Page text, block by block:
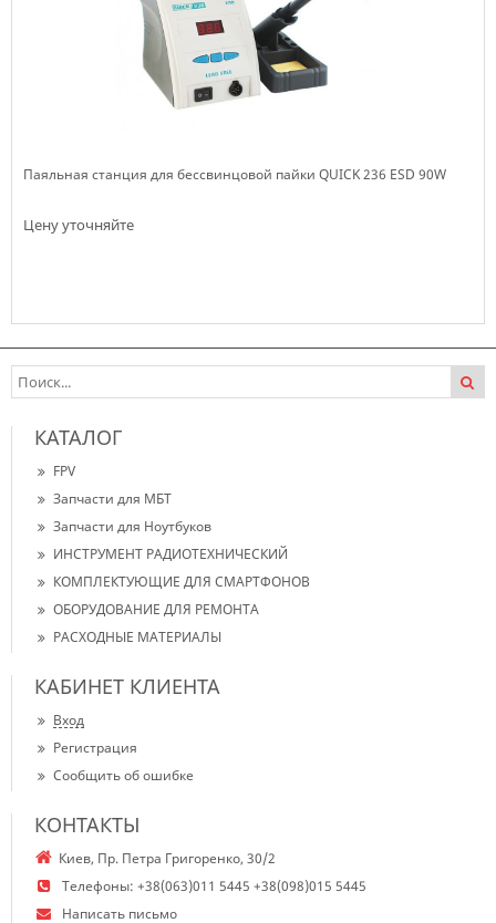
Паяльная станция для бессвинцовой пайки QUICK 236 ESD 90W
Цену уточняйте
КАТАЛОГ
FPV
Запчасти для МБТ
Запчасти для Ноутбуков
ИНСТРУМЕНТ РАДИОТЕХНИЧЕСКИЙ
КОМПЛЕКТУЮЩИЕ ДЛЯ СМАРТФОНОВ
ОБОРУДОВАНИЕ ДЛЯ РЕМОНТА
РАСХОДНЫЕ МАТЕРИАЛЫ
КАБИНЕТ КЛИЕНТА
Вход
Регистрация
Сообщить об ошибке
КОНТАКТЫ
Киев, Пр. Петра Григоренко, 30/2
Телефоны: +38(063)011 5445 +38(098)015 5445
Написать письмо